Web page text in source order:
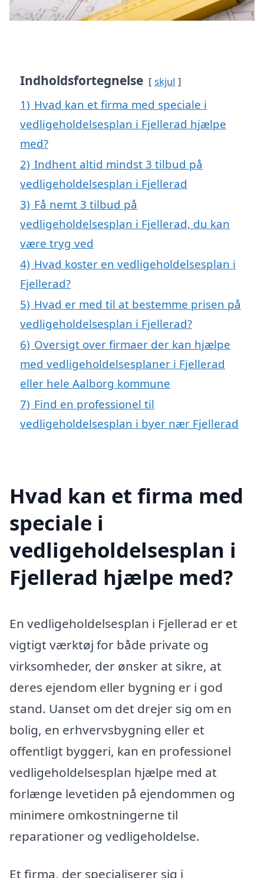
Indholdsfortegnelse skjul
1) Hvad kan et firma med speciale i
vedligeholdelsesplan i Fjellerad hjælpe
med?
2) Indhent altid mindst 3 tilbud på
vedligeholdelsesplan i Fjellerad
3) Få nemt 3 tilbud på
vedligeholdelsesplan i Fjellerad, du kan
være tryg ved
4) Hvad koster en vedligeholdelsesplan i
Fjellerad?
5) Hvad er med til at bestemme prisen på
vedligeholdelsesplan i Fjellerad?
6) Oversigt over firmaer der kan hjælpe
med vedligeholdelsesplaner i Fjellerad
eller hele Aalborg kommune
7) Find en professionel til
vedligeholdelsesplan i byer nær Fjellerad
Hvad kan et firma med
speciale i
vedligeholdelsesplan i
Fjellerad hjælpe med?
En vedligeholdelsesplan i Fjellerad er et
vigtigt værktøj for både private og
virksomheder, der ønsker at sikre, at
deres ejendom eller bygning er i god
stand. Uanset om det drejer sig om en
bolig, en erhvervsbygning eller et
offentligt byggeri, kan en professionel
vedligeholdelsesplan hjælpe med at
forlænge levetiden på ejendommen og
minimere omkostningerne til
reparationer og vedligeholdelse.
Et firma, der specialiserer sig i